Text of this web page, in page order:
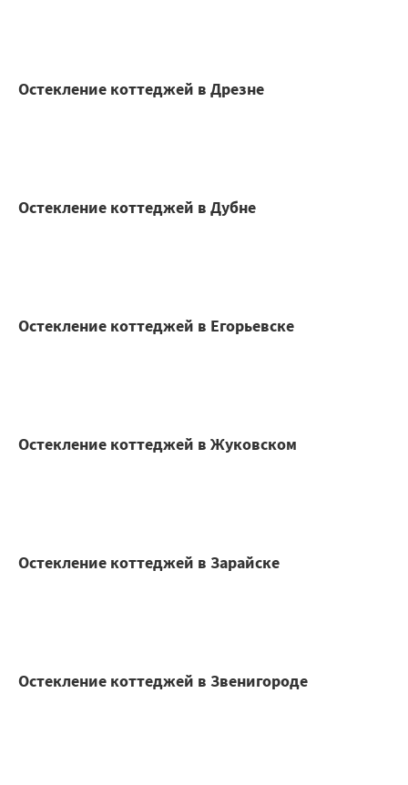
Остекление коттеджей в Дрезне
Остекление коттеджей в Дубне
Остекление коттеджей в Егорьевске
Остекление коттеджей в Жуковском
Остекление коттеджей в Зарайске
Остекление коттеджей в Звенигороде